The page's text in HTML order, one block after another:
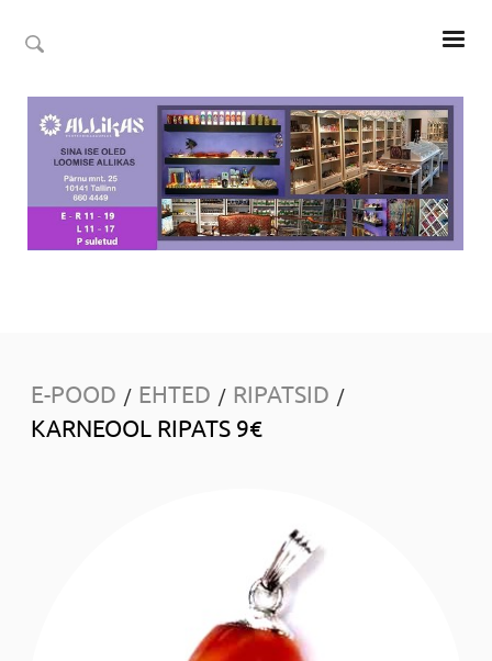
E-POOD / EHTED / RIPATSID /
KARNEOOL RIPATS 9€